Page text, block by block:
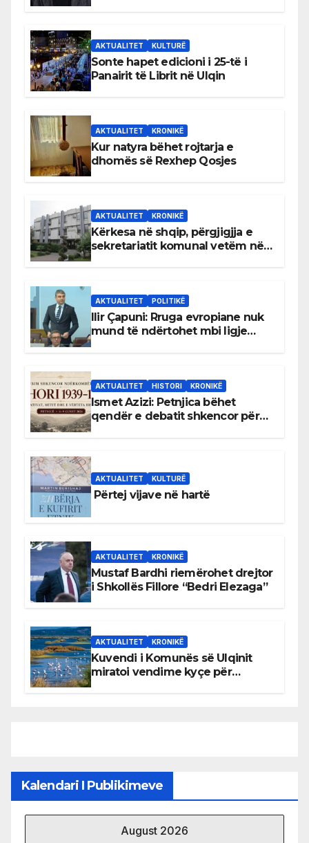
AKTUALITET KULTURË
Sonte hapet edicioni i 25-të i
Panairit të Librit në Ulqin
AKTUALITET KRONIKË
Kur natyra bëhet rojtarja e
dhomës së Rexhep Qosjes
AKTUALITET KRONIKË
Kërkesa në shqip, përgjigjja e
sekretariatit komunal vetëm në
AKTUALITET POLITIKË
Ilir Çapuni: Rruga evropiane nuk
mund të ndërtohet mbi ligje
AKTUALITET HISTORI KRONIKË
Ismet Azizi: Petnjica bëhet
qendër e debatit shkencor për
AKTUALITET KULTURË
Përtej vijave në hartë
AKTUALITET KRONIKË
Mustaf Bardhi riemërohet drejtor
i Shkollës Fillore “Bedri Elezaga”
AKTUALITET KRONIKË
Kuvendi i Komunës së Ulqinit
miratoi vendime kyçe për
Kalendari I Publikimeve
August 2026